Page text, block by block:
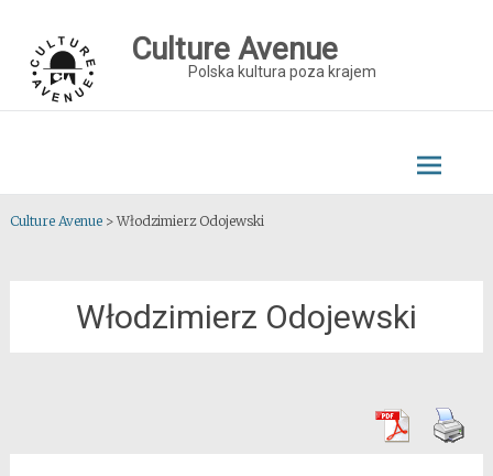
content
Culture Avenue
Polska kultura poza krajem
Culture Avenue> Włodzimierz Odojewski
Włodzimierz Odojewski